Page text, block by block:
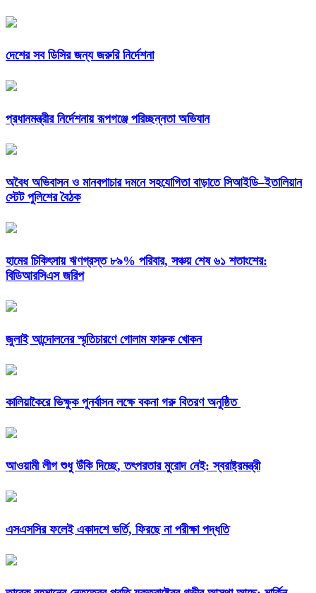
দেশের সব ডিসির জন্য জরুরি নির্দেশনা
প্রধানমন্ত্রীর নির্দেশনায় রূপগঞ্জে পরিচ্ছন্নতা অভিযান
অবৈধ অভিবাসন ও মানবপাচার দমনে সহযোগিতা বাড়াতে সিআইডি–ইতালিয়ান
স্টেট পুলিশের বৈঠক
হামের চিকিৎসায় ঋণগ্রস্ত ৮৯% পরিবার, সঞ্চয় শেষ ৬১ শতাংশের:
বিডিআরসিএস জরিপ
জুলাই আন্দোলনের স্মৃতিচারণে গোলাম ফারুক খোকন
কালিয়াকৈরে ভিক্ষুক পুনর্বাসন লক্ষে বকনা গরু বিতরণ অনুষ্ঠিত
আওয়ামী লীগ শুধু উঁকি দিচ্ছে, তৎপরতার মুরোদ নেই: স্বরাষ্ট্রমন্ত্রী
এসএসসির ফলেই একাদশে ভর্তি, ফিরছে না পরীক্ষা পদ্ধতি